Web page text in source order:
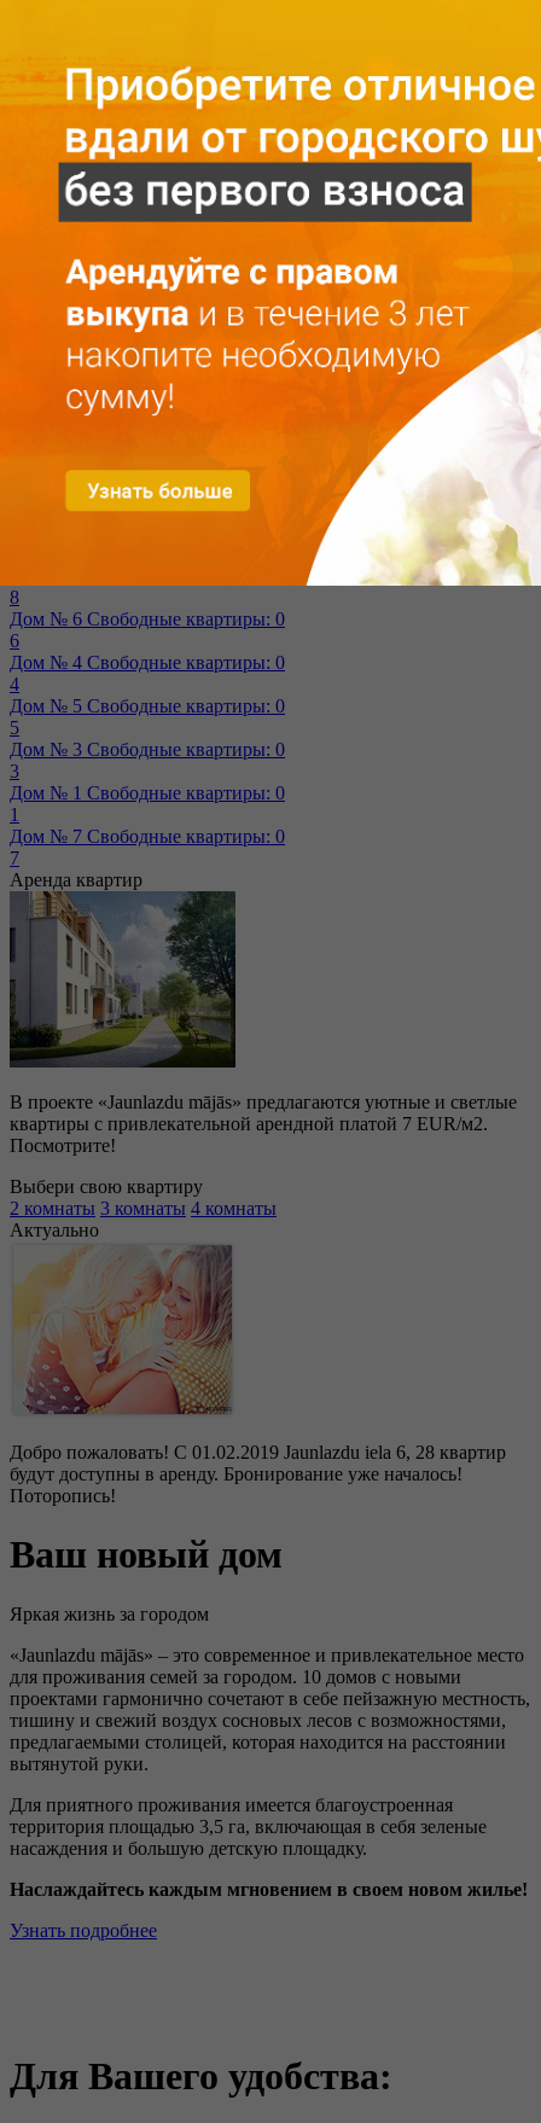
O проекте
О проекте
Mесто
Галерея
Конфиденциальность
Kвартиры
Аренда с правом выкупа
Покупка
Kонтакты
LV
+371 25 743 115
Тихая гавань для семей
Дом № 12Свободные квартиры: 0
8
Дом № 6 Свободные квартиры: 0
6
Дом № 4 Свободные квартиры: 0
4
Дом № 5 Свободные квартиры: 0
5
Дом № 3 Свободные квартиры: 0
3
Дом № 1 Свободные квартиры: 0
1
Дом № 7 Свободные квартиры: 0
7
Аренда квартир
В проекте «Jaunlazdu mājās» предлагаются уютные и светлые
квартиры с привлекательной арендной платой 7 EUR/м2.
Посмотрите!
Выбери свою квартиру
2 комнаты 3 комнаты 4 комнаты
Актуально
Добро пожаловать! С 01.02.2019 Jaunlazdu iela 6, 28 квартир
будут доступны в аренду. Бронирование уже началось!
Поторопись!
Ваш новый дом
Яркая жизнь за городом
«Jaunlazdu mājās» – это современное и привлекательное место
для проживания семей за городом. 10 домов с новыми
проектами гармонично сочетают в себе пейзажную местность,
тишину и свежий воздух сосновых лесов с возможностями,
предлагаемыми столицей, которая находится на расстоянии
вытянутой руки.
Для приятного проживания имеется благоустроенная
территория площадью 3,5 га, включающая в себя зеленые
насаждения и большую детскую площадку.
Наслаждайтесь каждым мгновением в своем новом жилье!
Узнать подробнее
Для Вашего удобства: